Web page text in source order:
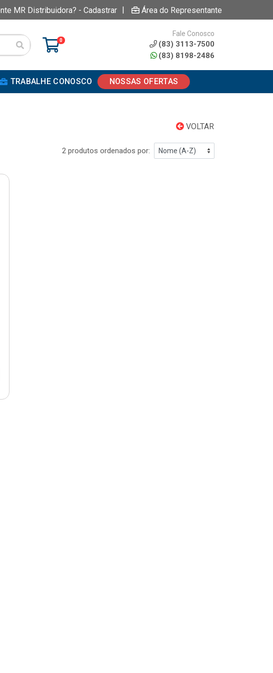
MR Distribuidora? - Cadastrar | Área do Representante
0
Fale Conosco
(83) 3113-7500
(83) 8198-2486
TRABALHE CONOSCO NOSSAS OFERTAS
VOLTAR
2 produtos ordenados por: